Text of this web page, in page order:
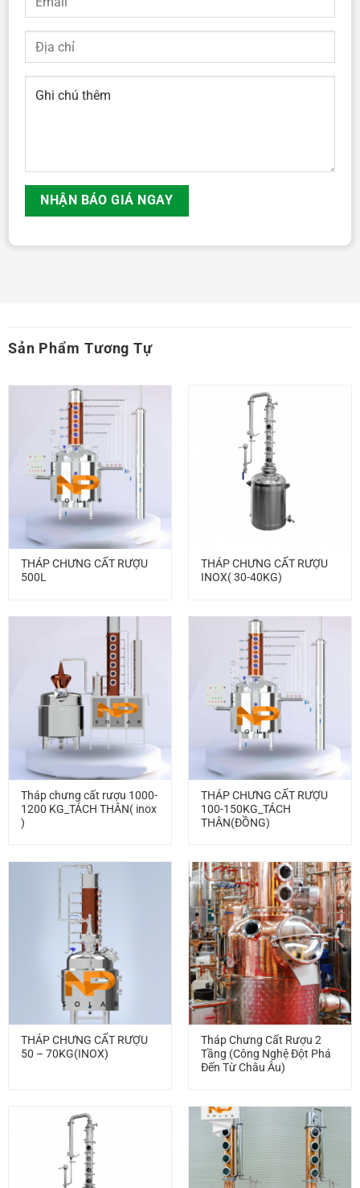
Sản Phẩm Tương Tự
THÁP CHƯNG CẤT RƯỢU
500L
THÁP CHƯNG CẤT RƯỢU
INOX( 30-40KG)
Tháp chưng cất rượu 1000-
1200 KG_TÁCH THÂN( inox
)
THÁP CHƯNG CẤT RƯỢU
100-150KG_TÁCH
THÂN(ĐỒNG)
THÁP CHƯNG CẤT RƯỢU
50 – 70KG(INOX)
Tháp Chưng Cất Rượu 2
Tầng (Công Nghệ Đột Phá
Đến Từ Châu Âu)